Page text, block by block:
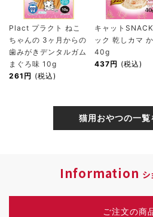
Plact プラクト ねこ
ちゃんの 3ヶ月からの
歯みがきデンタルガム
まぐろ味 10g
261円 (税込)
キャット
ック 乾しカマ
40g
437円 (税込)
猫用おやつの一覧
Information シ
ご注文の商